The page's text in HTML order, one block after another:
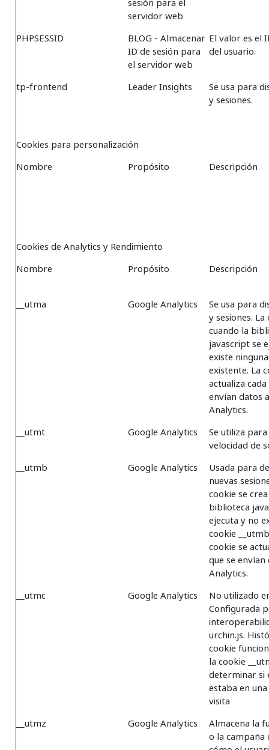
sesión para el
servidor web
PHPSESSID
BLOG - Almacenar
ID de sesión para
el servidor web
El valor es el
del usuario.
tp-frontend Leader Insights
Se usa para
y sesiones.
Cookies para personalización
Nombre
Propósito Descripción
Cookies de Analytics y Rendimiento
Nombre
Propósito Descripción
__utma Google Analytics
Se usa para
y sesiones.
cuando la
javascript se
existe
existente. La
actualiza
envían datos
Analytics.
__utmt
Google Analytics
Se utiliza
velocidad de
__utmb
Google Analytics
Usada para
nuevas
cookie se
biblioteca
ejecuta y no
cookie
cookie se
que se
Analytics.
__utmc
Google Analytics
No utilizado
Configurada
urchin.js.
cookie
la cookie
determinar si
estaba en
visita
__utmz
Google Analytics
Almacena la
o la campaña